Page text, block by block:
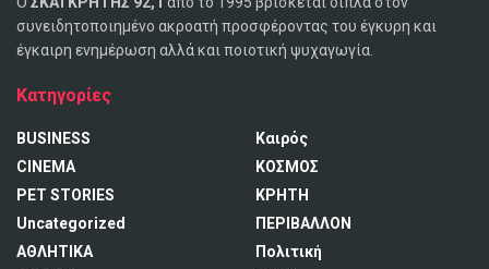
συνειδητοποιημένο ακροατή προσφέροντας του έγκυρη και
έγκαιρη ενημέρωση αλλά και ποιοτική ψυχαγωγία.
Κατηγορίες
BUSINESS
CINEMA
PET STORIES
Uncategorized
ΑΘΛΗΤΙΚΑ
Καιρός
ΚΟΣΜΟΣ
ΚΡΗΤΗ
ΠΕΡΙΒΑΛΛΟΝ
Πολιτική